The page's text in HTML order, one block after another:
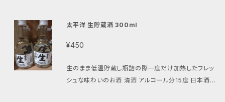
太平洋 生貯蔵酒 300ml
¥450
生のまま低温貯蔵し瓶詰の際一度だけ加熱したフレッ
シュな味わいのお酒 清酒 アルコール分15度 日本酒度